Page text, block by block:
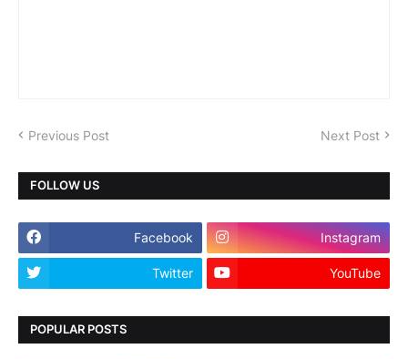
Previous Post Next Post
FOLLOW US
Facebook Instagram
Twitter YouTube
POPULAR POSTS